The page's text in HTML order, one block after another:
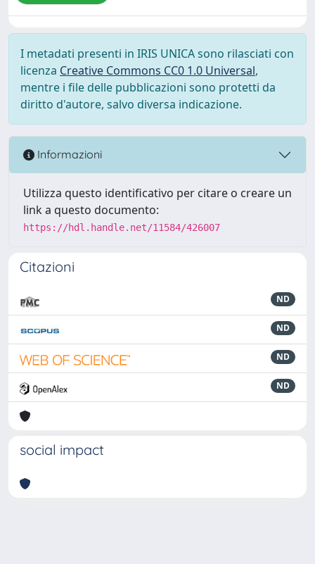
I metadati presenti in IRIS UNICA sono rilasciati con
licenza Creative Commons CC0 1.0 Universal,
mentre i file delle pubblicazioni sono protetti da
diritto d'autore, salvo diversa indicazione.
Informazioni
Utilizza questo identificativo per citare o creare un
link a questo documento:
https://hdl.handle.net/11584/426007
Citazioni
ND
ND
ND
ND
social impact